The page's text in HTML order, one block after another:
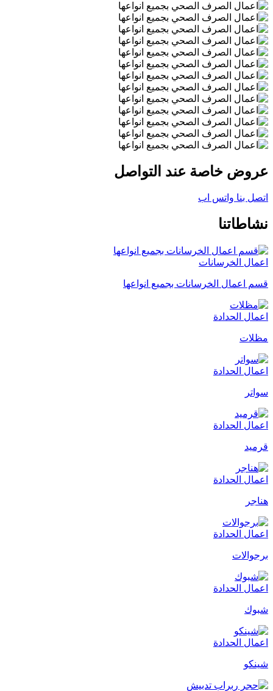
عروض خاصة عند التواصل
اتصل بنا واتس اب
نشاطاتنا
اعمال الخرسانات
قسم اعمال الخرسانات بجميع انواعها
اعمال الحدادة
مظلات
اعمال الحدادة
سواتر
اعمال الحدادة
قرميد
اعمال الحدادة
هناجر
اعمال الحدادة
برجوالات
اعمال الحدادة
شبوك
اعمال الحدادة
شينكو